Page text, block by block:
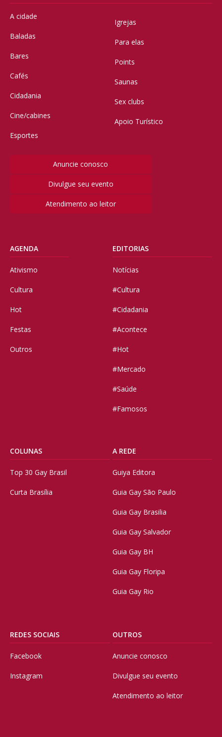
A cidade
Baladas
Bares
Cafés
Cidadania
Cine/cabines
Esportes
Igrejas
Para elas
Points
Saunas
Sex clubs
Apoio Turístico
Anuncie conosco
Divulgue seu evento
Atendimento ao leitor
AGENDA
Ativismo
Cultura
Hot
Festas
Outros
EDITORIAS
Notícias
#Cultura
#Cidadania
#Acontece
#Hot
#Mercado
#Saúde
#Famosos
COLUNAS
Top 30 Gay Brasil
Curta Brasília
A REDE
Guiya Editora
Guia Gay São Paulo
Guia Gay Brasilia
Guia Gay Salvador
Guia Gay BH
Guia Gay Floripa
Guia Gay Rio
REDES SOCIAIS
Facebook
Instagram
OUTROS
Anuncie conosco
Divulgue seu evento
Atendimento ao leitor